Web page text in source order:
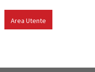
Area Utente